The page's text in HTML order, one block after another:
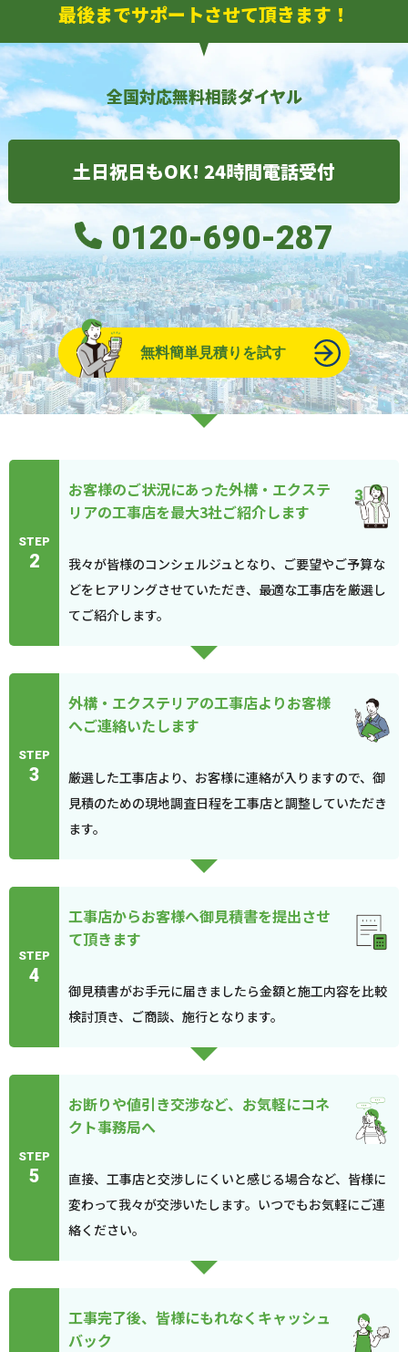
最後までサポートさせて頂きます！
全国対応無料相談ダイヤル
土日祝日もOK! 24時間電話受付
0120-690-287
無料簡単見積りを試す
STEP
2
お客様のご状況にあった外構・エクステ
リアの工事店を最大3社ご紹介します
我々が皆様のコンシェルジュとなり、ご要望やご予算な
どをヒアリングさせていただき、最適な工事店を厳選し
てご紹介します。
STEP
3
外構・エクステリアの工事店よりお客様
へご連絡いたします
厳選した工事店より、お客様に連絡が入りますので、御
見積のための現地調査日程を工事店と調整していただき
ます。
STEP
4
工事店からお客様へ御見積書を提出させ
て頂きます
御見積書がお手元に届きましたら金額と施工内容を比較
検討頂き、ご商談、施行となります。
STEP
5
お断りや値引き交渉など、お気軽にコネ
クト事務局へ
直接、工事店と交渉しにくいと感じる場合など、皆様に
変わって我々が交渉いたします。いつでもお気軽にご連
絡ください。
工事完了後、皆様にもれなくキャッシュ
バック